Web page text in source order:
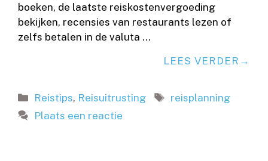
boeken, de laatste reiskostenvergoeding
bekijken, recensies van restaurants lezen of
zelfs betalen in de valuta …
LEES VERDER
Categorieën
Reistips, Reisuitrusting Tags
reisplanning
Plaats een reactie